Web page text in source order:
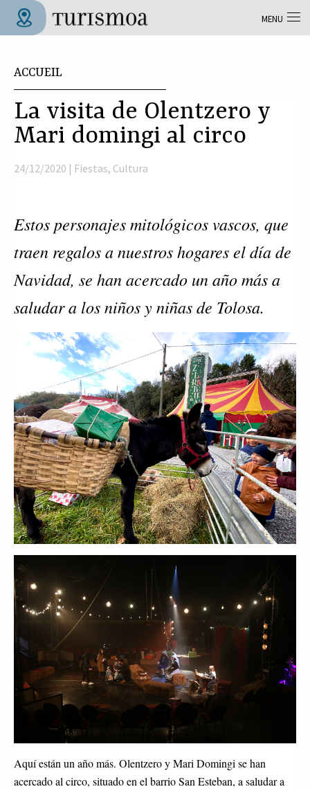
Aller au contenu principal
ACCUEIL
La visita de Olentzero y
Mari domingi al circo
24/12/2020 | Fiestas, Cultura
Estos personajes mitológicos vascos, que
traen regalos a nuestros hogares el día de
Navidad, se han acercado un año más a
saludar a los niños y niñas de Tolosa.
Aquí están un año más. Olentzero y Mari Domingi se han
acercado al circo, situado en el barrio San Esteban, a saludar a
MENU